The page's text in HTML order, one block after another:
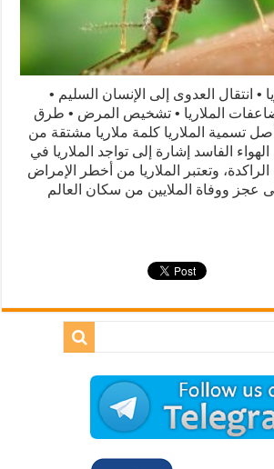
• انتقال العدوى إلى الإنسان السليم •
الملاريا • تشخيص المرض • طرق
تسمية الملاريا كلمة ملاريا مشتقة من
الفاسد إشارة إلى تواجد الملاريا في
الراكدة، وتعتبر الملاريا من أخطر الإمراض
عجز ووفاة الملايين من سكان العالم